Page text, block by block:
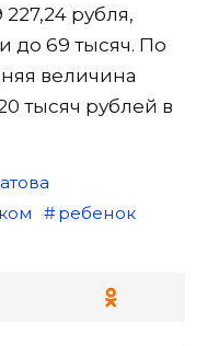
рубля,
до 69 тысяч. По
величина
тысяч рублей в
ребенок